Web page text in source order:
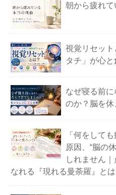
朝から疲れ
視覚リセッ
タチ」が心
なぜ寝る前
のか？脳を
「何をして
原因、“脳の
しれません
なれる『現れる曼荼羅』とは